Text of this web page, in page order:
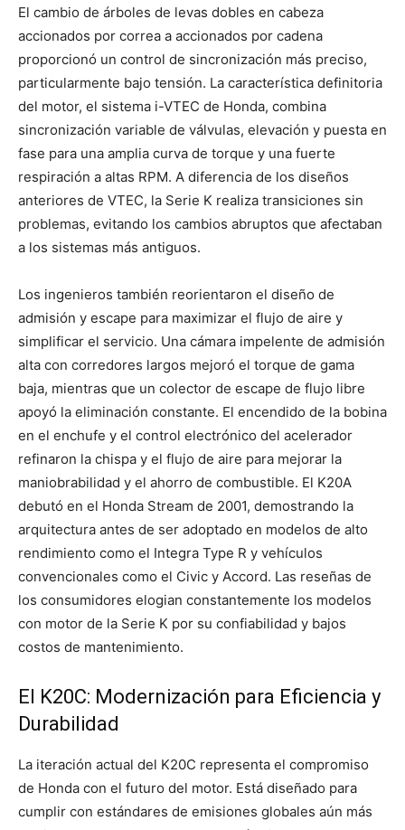
El cambio de árboles de levas dobles en cabeza
accionados por correa a accionados por cadena
proporcionó un control de sincronización más preciso,
particularmente bajo tensión. La característica definitoria
del motor, el sistema i-VTEC de Honda, combina
sincronización variable de válvulas, elevación y puesta en
fase para una amplia curva de torque y una fuerte
respiración a altas RPM. A diferencia de los diseños
anteriores de VTEC, la Serie K realiza transiciones sin
problemas, evitando los cambios abruptos que afectaban
a los sistemas más antiguos.
Los ingenieros también reorientaron el diseño de
admisión y escape para maximizar el flujo de aire y
simplificar el servicio. Una cámara impelente de admisión
alta con corredores largos mejoró el torque de gama
baja, mientras que un colector de escape de flujo libre
apoyó la eliminación constante. El encendido de la bobina
en el enchufe y el control electrónico del acelerador
refinaron la chispa y el flujo de aire para mejorar la
maniobrabilidad y el ahorro de combustible. El K20A
debutó en el Honda Stream de 2001, demostrando la
arquitectura antes de ser adoptado en modelos de alto
rendimiento como el Integra Type R y vehículos
convencionales como el Civic y Accord. Las reseñas de
los consumidores elogian constantemente los modelos
con motor de la Serie K por su confiabilidad y bajos
costos de mantenimiento.
El K20C: Modernización para Eficiencia y
Durabilidad
La iteración actual del K20C representa el compromiso
de Honda con el futuro del motor. Está diseñado para
cumplir con estándares de emisiones globales aún más